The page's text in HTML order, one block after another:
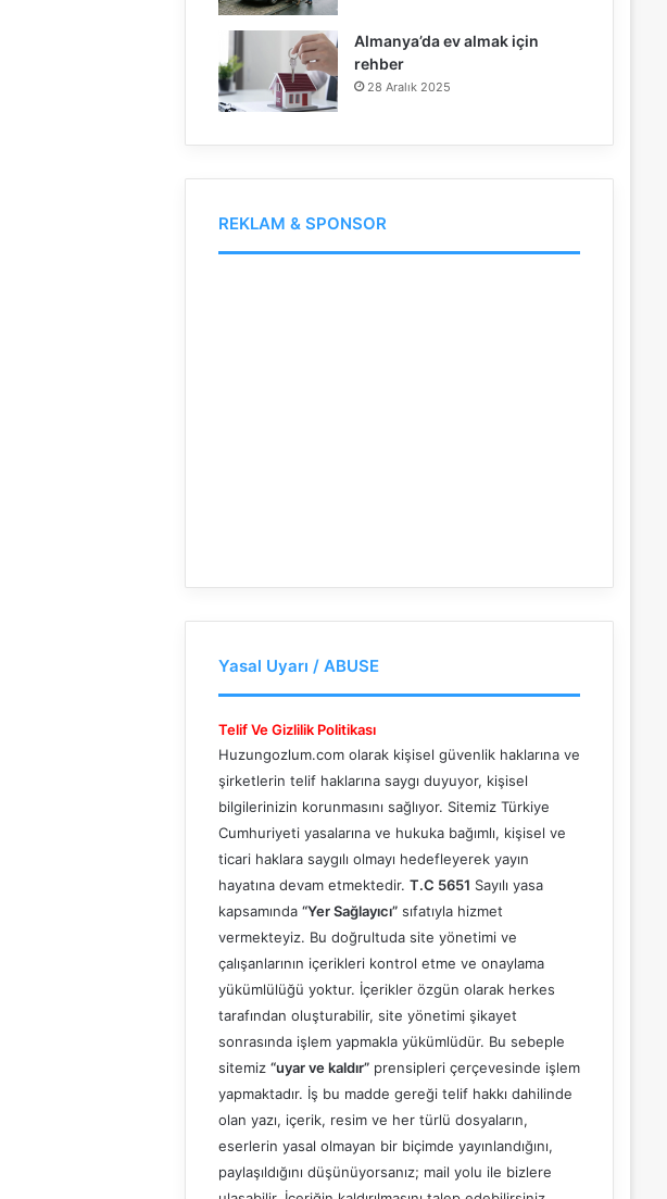
Almanya’da ev almak için
rehber
28 Aralık 2025
REKLAM & SPONSOR
Yasal Uyarı / ABUSE
Telif Ve Gizlilik Politikası
Huzungozlum.com olarak kişisel güvenlik haklarına ve
şirketlerin telif haklarına saygı duyuyor, kişisel
bilgilerinizin korunmasını sağlıyor. Sitemiz Türkiye
Cumhuriyeti yasalarına ve hukuka bağımlı, kişisel ve
ticari haklara saygılı olmayı hedefleyerek yayın
hayatına devam etmektedir. T.C 5651 Sayılı yasa
kapsamında “Yer Sağlayıcı”sıfatıyla hizmet
vermekteyiz. Bu doğrultuda site yönetimi ve
çalışanlarının içerikleri kontrol etme ve onaylama
yükümlülüğü yoktur. İçerikler özgün olarak herkes
tarafından oluşturabilir, site yönetimi şikayet
sonrasında işlem yapmakla yükümlüdür. Bu sebeple
sitemiz “uyar ve kaldır”prensipleri çerçevesinde işlem
yapmaktadır. İş bu madde gereği telif hakkı dahilinde
olan yazı, içerik, resim ve her türlü dosyaların,
eserlerin yasal olmayan bir biçimde yayınlandığını,
paylaşıldığını düşünüyorsanız; mail yolu ile bizlere